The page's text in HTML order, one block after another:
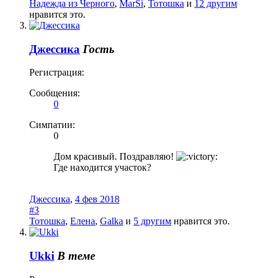
Надежда из Черного, MarSi, Тотошка и 12 другим
нравится это.
Джессика Гость
Регистрация:
Сообщения:
0
Симпатии:
0
Дом красивый. Поздравляю!
Где находится участок?
Джессика, 4 фев 2018
#3
Тотошка, Елена, Galka и 5 другим нравится это.
Ukki В теме